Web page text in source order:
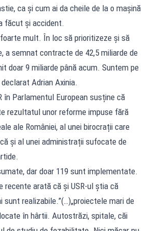
ca și cum ai da cheile de la o mașină
făcut și accident.
mult. În loc să prioritizeze și să
a semnat contracte de 42,5 miliarde de
doar 9 miliarde până acum. Suntem pe
Adrian Axinia.
în Parlamentul European susține că
rezultatul unor reforme impuse fără
ale României, al unei birocrații care
și al unei administrații sufocate de
dar doar 119 sunt implementate.
recente arată că și USR-ul știa că
sunt realizabile.”(…)„proiectele mari de
în hârtii. Autostrăzi, spitale, căi